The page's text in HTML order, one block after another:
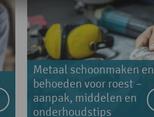
Metaal schoonmaken en
behoeden voor roest –
aanpak, middelen en
onderhoudstips